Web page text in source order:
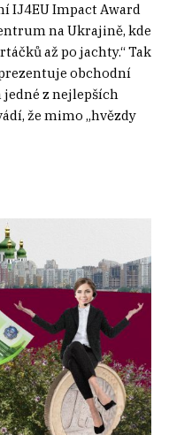
IJ4EU Impact Award
na Ukrajině, kde
až po jachty.“ Tak
obchodní
jedné z nejlepších
že mimo „hvězdy